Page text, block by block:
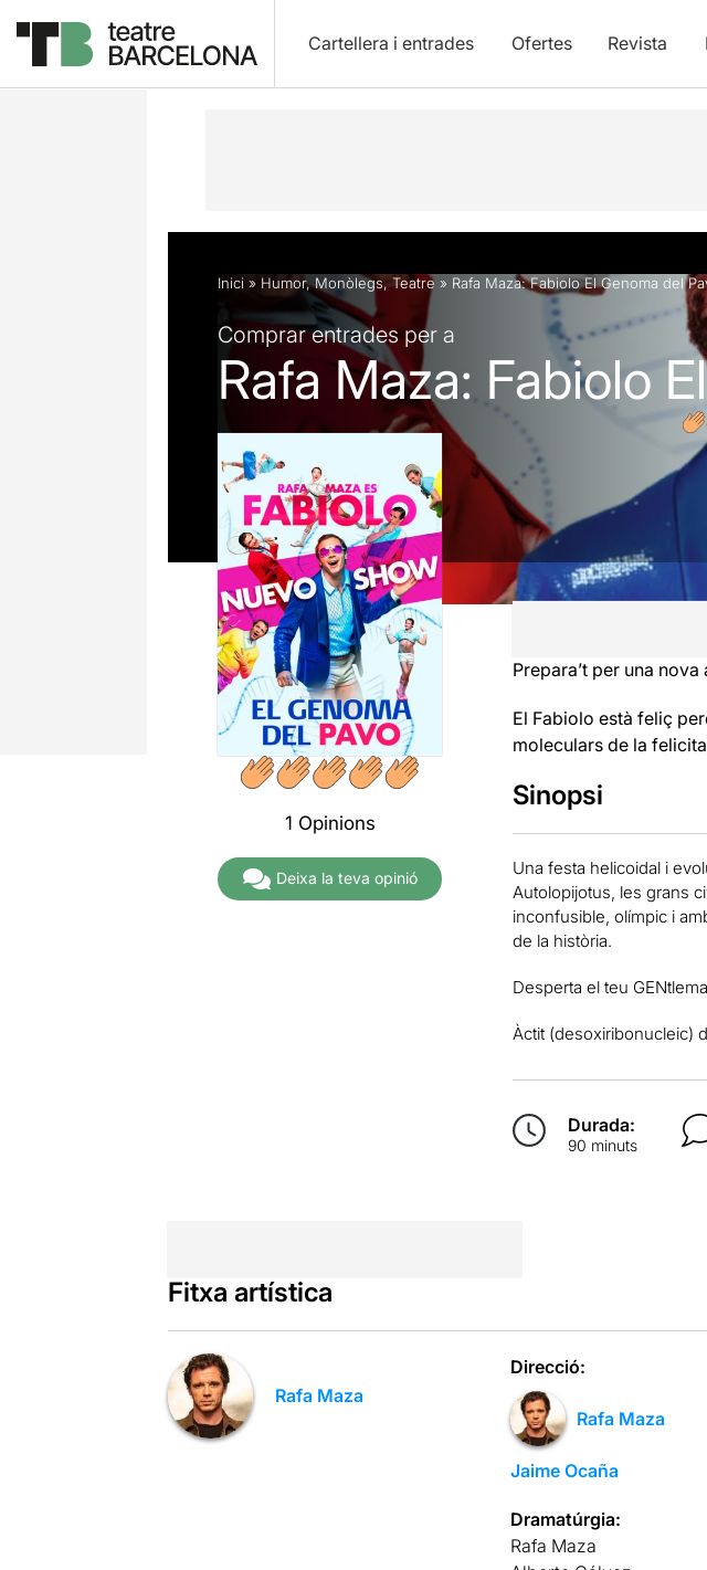
Cartellera i entrades Ofertes Revista
Descripció Fitxa artística Fotos i vídeos Opinions
Inici » Humor,Monòlegs, Teatre » Rafa Maza: Fabiolo El Genoma del
Comprar entrades per a
Rafa Maza: Fabiolo
1 Opinions
Deixa la teva opinió
Prepara’t per una
El Fabiolo està feliç
moleculars de la
Sinopsi
Una festa helicoidal i
Autolopijotus, les grans
inconfusible, olímpic i
de la història.
Desperta el teu
Àctit (desoxiribonucleic)
Durada:
90 minuts
Fitxa artística
Rafa Maza
Direcció:
Rafa Maza
Jaime Ocaña
Dramatúrgia:
Rafa Maza